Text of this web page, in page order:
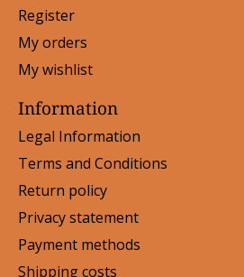
Register
My orders
My wishlist
Information
Legal Information
Terms and Conditions
Return policy
Privacy statement
Payment methods
Shipping costs